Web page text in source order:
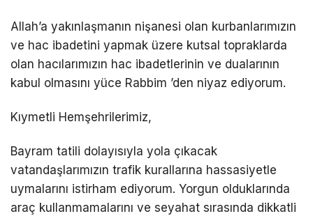
Allah’a yakınlaşmanın nişanesi olan kurbanlarımızın
ve hac ibadetini yapmak üzere kutsal topraklarda
olan hacılarımızın hac ibadetlerinin ve dualarının
kabul olmasını yüce Rabbim ’den niyaz ediyorum.
Kıymetli Hemşehrilerimiz,
Bayram tatili dolayısıyla yola çıkacak
vatandaşlarımızın trafik kurallarına hassasiyetle
uymalarını istirham ediyorum. Yorgun olduklarında
araç kullanmamalarını ve seyahat sırasında dikkatli